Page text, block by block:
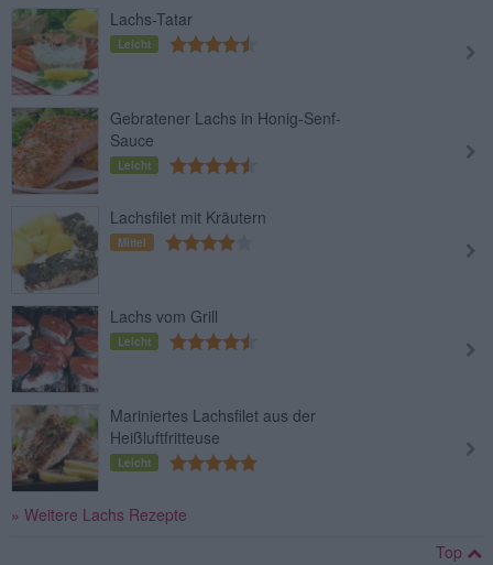
Lachs-Tatar
Leicht
Gebratener Lachs in Honig-Senf-
Sauce
Leicht
Lachsfilet mit Kräutern
Mittel
Lachs vom Grill
Leicht
Mariniertes Lachsfilet aus der
Heißluftfritteuse
Leicht
» Weitere Lachs Rezepte
Top